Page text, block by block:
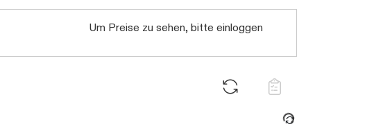
Um Preise zu sehen, bitte einloggen